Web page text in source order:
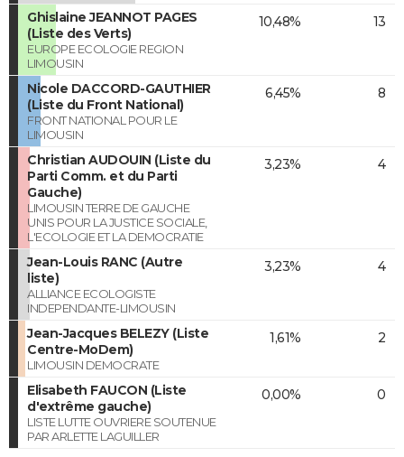
Ghislaine JEANNOT PAGES
(Liste des Verts)
EUROPE ECOLOGIE REGION
LIMOUSIN
10,48% 13
Nicole DACCORD-GAUTHIER
(Liste du Front National)
FRONT NATIONAL POUR LE
LIMOUSIN
6,45% 8
Christian AUDOUIN (Liste du
Parti Comm. et du Parti
Gauche)
LIMOUSIN TERRE DE GAUCHE
UNIS POUR LA JUSTICE SOCIALE,
L'ECOLOGIE ET LA DEMOCRATIE
3,23% 4
Jean-Louis RANC (Autre
liste)
ALLIANCE ECOLOGISTE
INDEPENDANTE-LIMOUSIN
3,23% 4
Jean-Jacques BELEZY (Liste
Centre-MoDem)
LIMOUSIN DEMOCRATE
1,61% 2
Elisabeth FAUCON (Liste
d'extrême gauche)
LISTE LUTTE OUVRIERE SOUTENUE
PAR ARLETTE LAGUILLER
0,00% 0